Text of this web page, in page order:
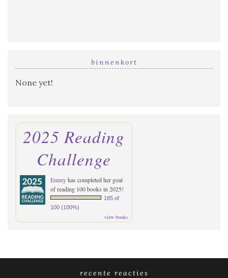
binnenkort
None yet!
2025 Reading
Challenge
Emmyhas completed her goal
of reading 100 books in 2025!
185 of
100 (100%)
view books
recente reacties